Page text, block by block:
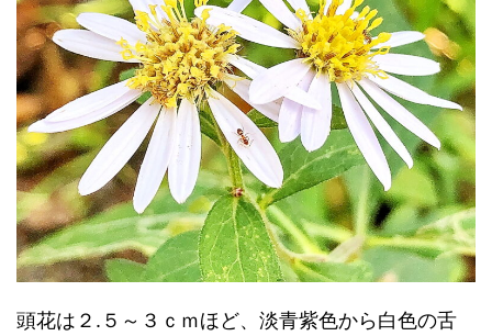
頭花は２.５～３ｃｍほど、淡青紫色から白色の舌